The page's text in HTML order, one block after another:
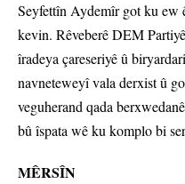
Seyfettîn Aydemîr got ku ew
kevin. Rêveberê DEM
îradeya çareseriyê û
navneteweyî vala derxist û
veguherand qada
bû îspata wê ku komplo bi
MÊRSÎN